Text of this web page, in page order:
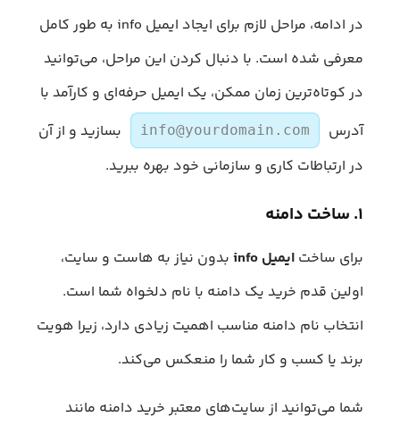
در ادامه، مراحل لازم برای ایجاد ایمیل info به طور کامل
معرفی شده است. با دنبال کردن این مراحل، می‌توانید
در کوتاه‌ترین زمان ممکن، یک ایمیل حرفه‌ای و کارآمد با
آدرس
info@yourdomain.com
بسازید و از آن
در ارتباطات کاری و سازمانی خود بهره ببرید.
۱. ساخت دامنه
برای ساخت ایمیل info
بدون نیاز به هاست و سایت،
اولین قدم خرید یک دامنه با نام دلخواه شما است.
انتخاب نام دامنه مناسب اهمیت زیادی دارد، زیرا هویت
برند یا کسب‌ و کار شما را منعکس می‌کند.
شما می‌توانید از سایت‌های معتبر خرید دامنه مانند